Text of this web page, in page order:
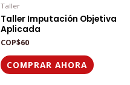
Taller
Taller Imputación Objetiva
Aplicada
COP$60
COMPRAR AHORA